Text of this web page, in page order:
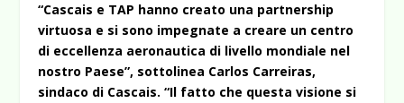
“Cascais e TAP hanno creato una partnership
virtuosa e si sono impegnate a creare un centro
di eccellenza aeronautica di livello mondiale nel
nostro Paese”, sottolinea Carlos Carreiras,
sindaco di Cascais. “Il fatto che questa visione si